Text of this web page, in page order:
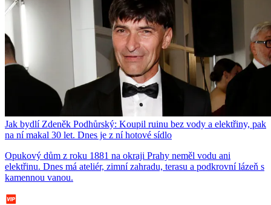
Jak bydlí Zdeněk Podhůrský: Koupil ruinu bez vody a elektřiny, pak
na ní makal 30 let. Dnes je z ní hotové sídlo
Opukový dům z roku 1881 na okraji Prahy neměl vodu ani
elektřinu. Dnes má ateliér, zimní zahradu, terasu a podkrovní lázeň s
kamennou vanou.